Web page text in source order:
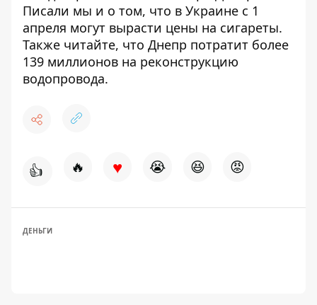
Писали мы и о том, что в Украине с 1
апреля могут вырасти цены на сигареты.
Также читайте, что Днепр потратит более
139 миллионов на реконструкцию
водопровода.
👍 🔥 ♥ 😭 😆 😡
ДЕНЬГИ